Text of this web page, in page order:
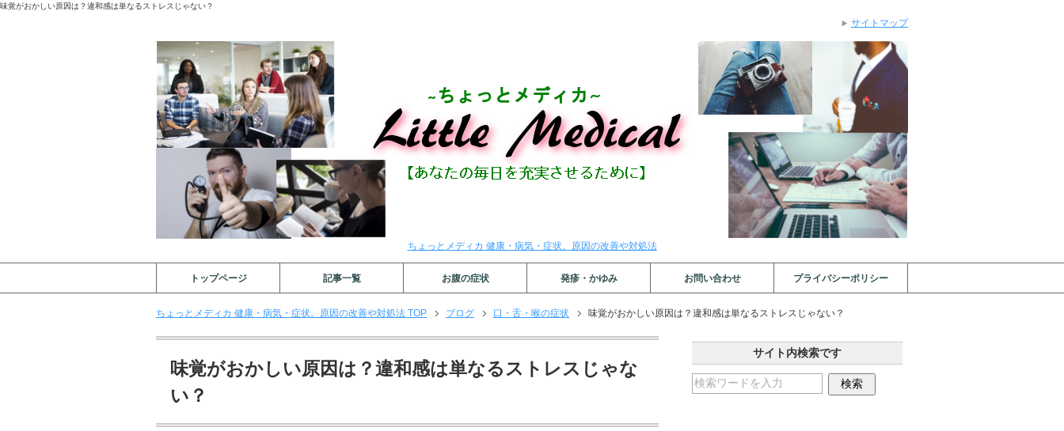
味覚がおかしい原因は？違和感は単なるストレスじゃない？
ちょっとメディカ 健康・病気・症状。原因の改善や対処法
トップページ 記事一覧 お腹の症状 発疹・かゆみ お問い合わせ プライバシーポリシー
ちょっとメディカ 健康・病気・症状。原因の改善や対処法 TOP ブログ 口・舌・喉の症状 味覚がおかしい原因は？違和感は単なるストレスじゃない？
味覚がおかしい原因は？違和感は単なるストレスじゃな
い？
サイト内検索です
サイトマップ